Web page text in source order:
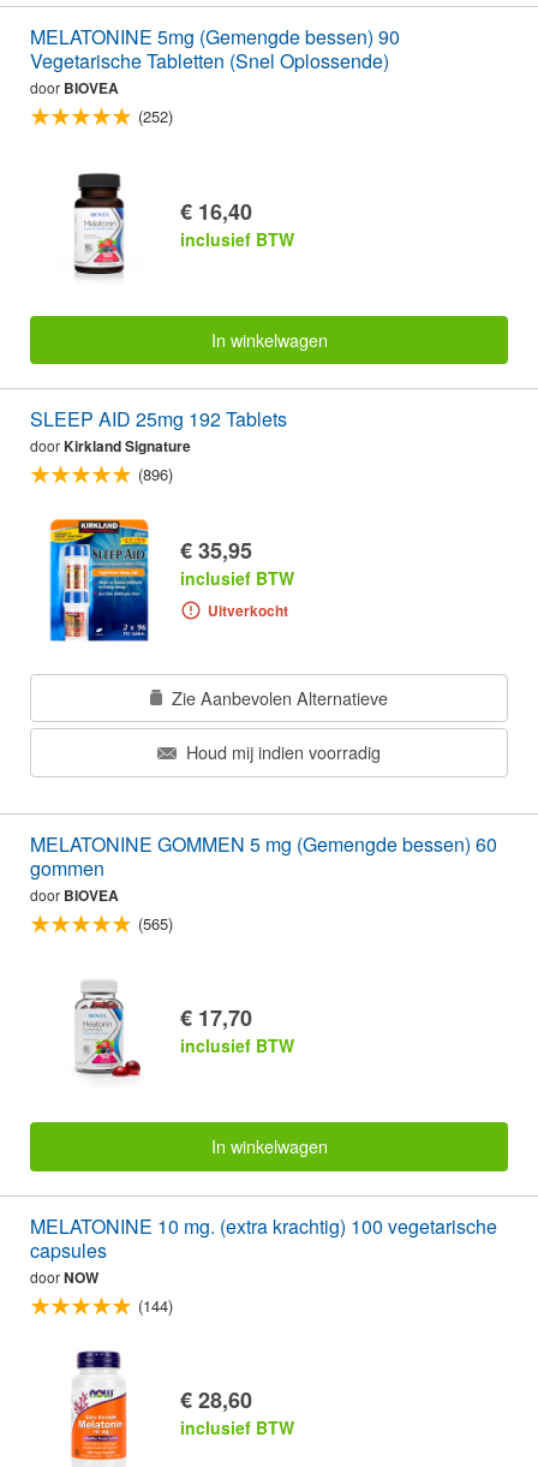
MELATONINE 5mg (Gemengde bessen) 90
Vegetarische Tabletten (Snel Oplossende)
door BIOVEA
(252)
€ 16,40
inclusief BTW
In winkelwagen
SLEEP AID 25mg 192 Tablets
doorKirkland Signature
(896)
€ 35,95
inclusief BTW
Uitverkocht
Zie Aanbevolen Alternatieve
Houd mij indien voorradig
MELATONINE GOMMEN 5 mg (Gemengde bessen) 60
gommen
door BIOVEA
(565)
€ 17,70
inclusief BTW
In winkelwagen
MELATONINE 10 mg. (extra krachtig) 100 vegetarische
capsules
doorNOW
(144)
€ 28,60
inclusief BTW